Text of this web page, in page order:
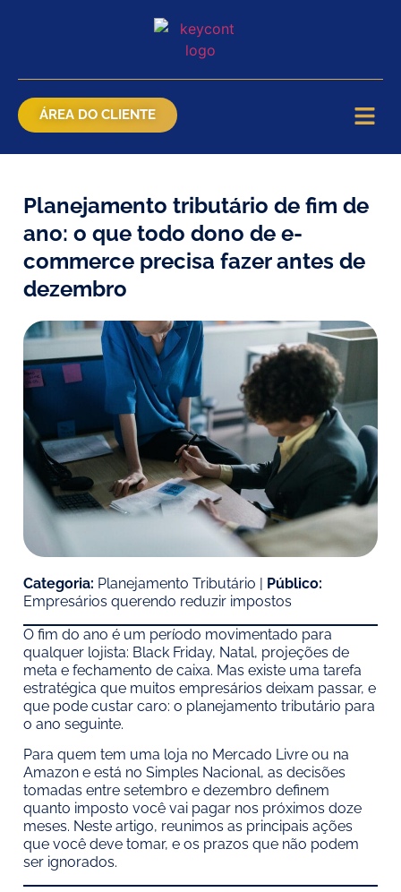
ÁREA DO CLIENTE
Planejamento tributário de fim de
ano: o que todo dono de e-
commerce precisa fazer antes de
dezembro
Categoria: Planejamento Tributário |
Público:
Empresários querendo reduzir impostos
O fim do ano é um período movimentado para
qualquer lojista: Black Friday, Natal, projeções de
meta e fechamento de caixa. Mas existe uma tarefa
estratégica que muitos empresários deixam passar, e
que pode custar caro: o planejamento tributário para
o ano seguinte.
Para quem tem uma loja no Mercado Livre ou na
Amazon e está no Simples Nacional, as decisões
tomadas entre setembro e dezembro definem
quanto imposto você vai pagar nos próximos doze
meses. Neste artigo, reunimos as principais ações
que você deve tomar, e os prazos que não podem
ser ignorados.